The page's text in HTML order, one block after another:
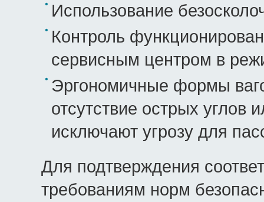
Использование
Контроль
сервисным центром в
Эргономичные формы
отсутствие острых углов
исключают угрозу для
Для подтверждения
требованиям норм